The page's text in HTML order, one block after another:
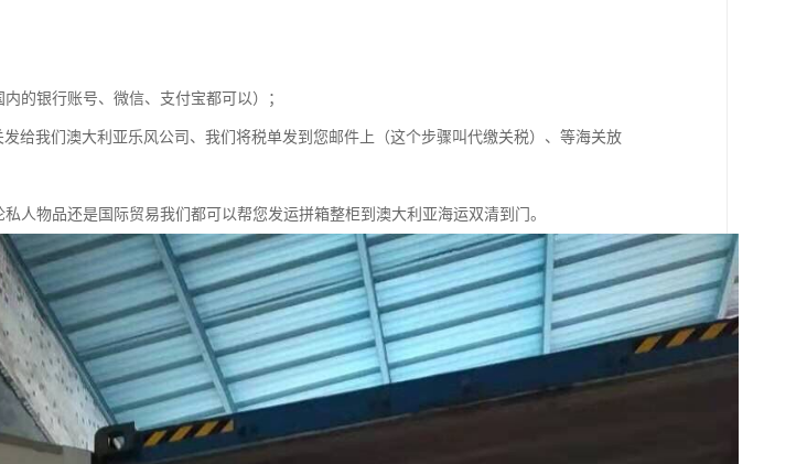
的银行账号、微信、支付宝都可以）；
给我们澳大利亚乐风公司、我们将税单发到您邮件上（这个步骤叫代缴关税）、等海关放
人物品还是国际贸易我们都可以帮您发运拼箱整柜到澳大利亚海运双清到门。